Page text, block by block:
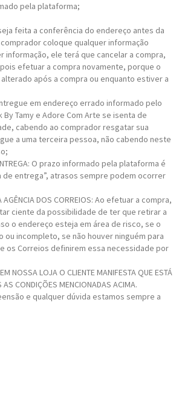
pela plataforma;
feita a conferência do endereço antes da
coloque qualquer informação
informação, ele terá que cancelar a compra,
efetuar a compra novamente, porque o
após a compra ou enquanto estiver a
em endereço errado informado pelo
Tamy e Adore Com Arte se isenta de
cabendo ao comprador resgatar sua
a uma terceira pessoa, não cabendo neste
O prazo informado pela plataforma é
de entrega”, atrasos sempre podem ocorrer
AGÊNCIA DOS CORREIOS: Ao efetuar a compra,
ciente da possibilidade de ter que retirar a
o endereço esteja em área de risco, se o
incompleto, se não houver ninguém para
os Correios definirem essa necessidade por
NOSSA LOJA O CLIENTE MANIFESTA QUE ESTÁ
CONDIÇÕES MENCIONADAS ACIMA.
e qualquer dúvida estamos sempre a